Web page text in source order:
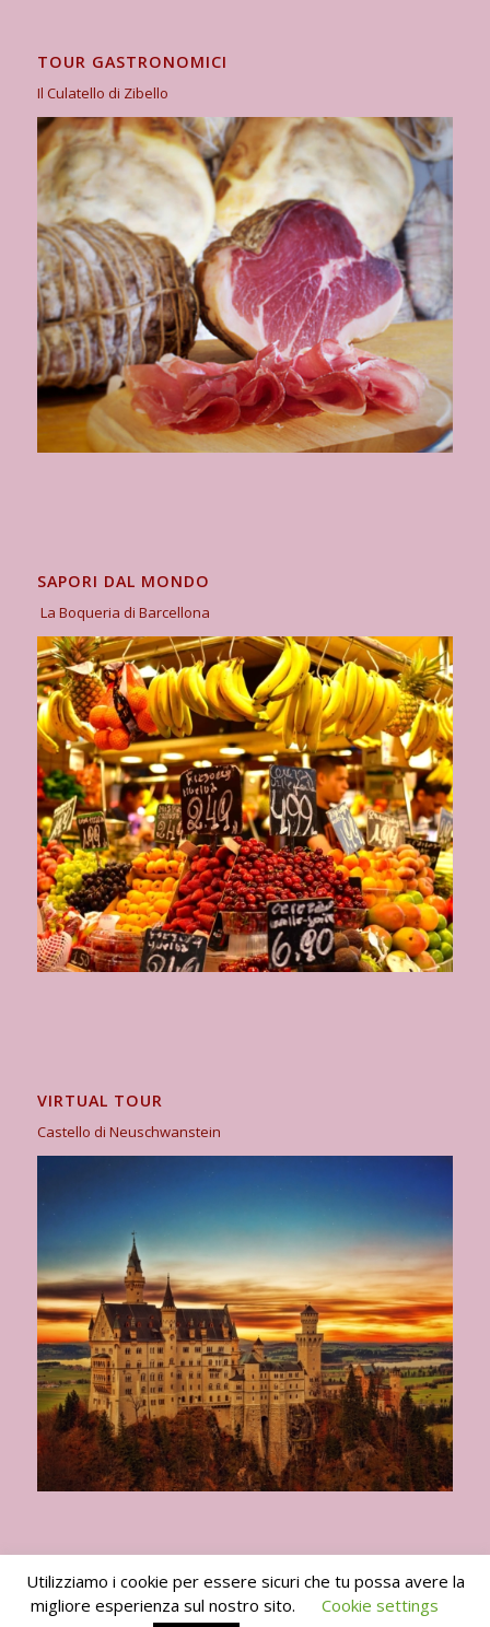
TOUR GASTRONOMICI
Il Culatello di Zibello
SAPORI DAL MONDO
La Boqueria di Barcellona
VIRTUAL TOUR
Castello di Neuschwanstein
Utilizziamo i cookie per essere sicuri che tu possa avere la
migliore esperienza sul nostro sito.
Cookie settings